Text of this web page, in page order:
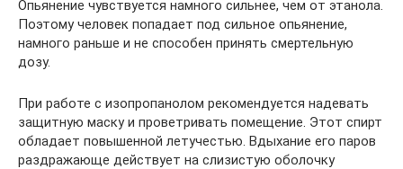
Опьянение чувствуется намного сильнее, чем от этанола.
Поэтому человек попадает под сильное опьянение,
намного раньше и не способен принять смертельную
дозу.
При работе с изопропанолом рекомендуется надевать
защитную маску и проветривать помещение. Этот спирт
обладает повышенной летучестью. Вдыхание его паров
раздражающе действует на слизистую оболочку